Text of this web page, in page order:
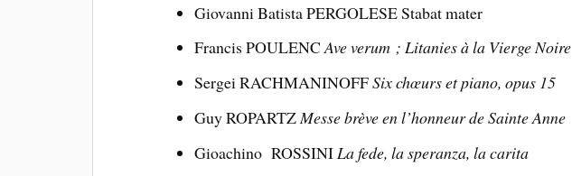
Giovanni Batista PERGOLESE Stabat mater
Francis POULENCAve verum ; Litanies à la Vierge Noire
Sergei RACHMANINOFFSix chœurs et piano, opus 15
Guy ROPARTZMesse brève en l’honneur de Sainte Anne
Gioachino ROSSINILa fede, la speranza, la carita